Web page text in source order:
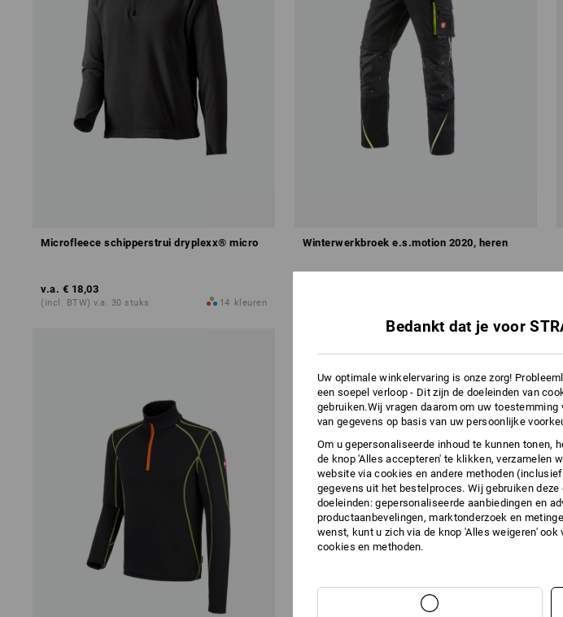
Microfleece schipperstrui dryplexx® micro
v.a. € 18,03
(incl. BTW) v.a. 30 stuks 14 kleuren
Winterwerkbroek e.s.motion 2020, heren
Bedankt dat je voor
Uw optimale winkelervaring is onze zorg!
een soepel verloop - Dit zijn de doeleinden van
gebruiken.Wij vragen daarom om uw
van gegevens op basis van uw persoonlijke
Om u gepersonaliseerde inhoud te kunnen tonen,
de knop 'Alles accepteren' te klikken, verzamelen
website via cookies en andere methoden
gegevens uit het bestelproces. Wij gebruiken
doeleinden: gepersonaliseerde aanbiedingen en
productaanbevelingen, marktonderzoek en
wenst, kunt u zich via de knop 'Alles weigeren'
cookies en methoden.